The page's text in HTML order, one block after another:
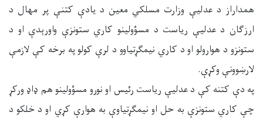
همداراز د عدلیې وزارت مسلکي معین د یادې کتنې پر مهال د
ارزګان د عدلیې ریاست د مسؤولینو کاري ستونزې واورېدې او د
ستونزو د هوارولو او د کاري نیمګړتیاوو د لرې کولو په برخه کې لازمې
لارښوونې وکړې.
په دې کتنه کې د عدلیې ریاست رئیس او نورو مسؤولینو هم ډاډ ورکړ
چې کاري ستونزې به حل او نیمګړتیاوې به هوارې کړي او د خلکو د